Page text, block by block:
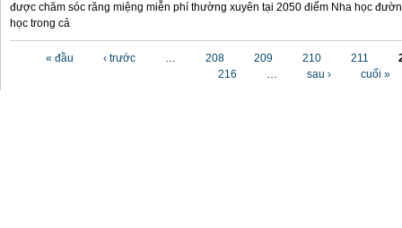
được chăm sóc răng miệng miễn phí thường xuyên tại 2050 điểm Nha học
học trong cả
« đầu ‹ trước … 208 209 210 211
216
… sau › cuối »